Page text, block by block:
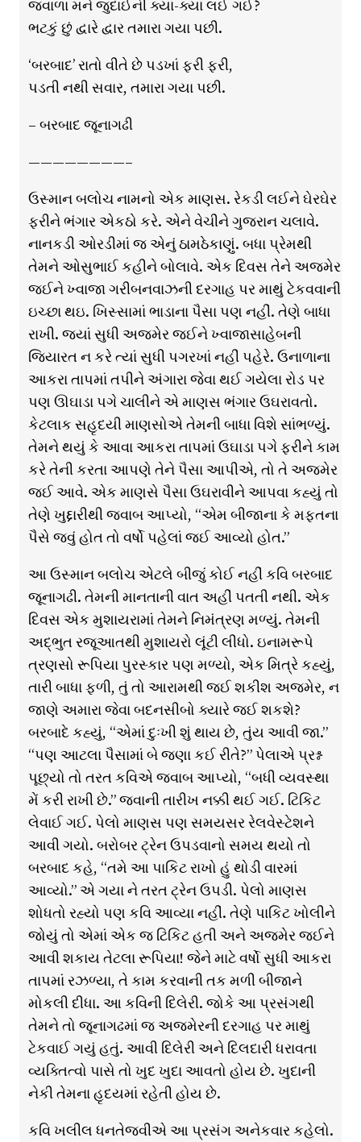
જ્વાળા મને જુદાઈની ક્યાં-ક્યાં લઈ ગઈ?
ભટકું છું દ્વારે દ્વાર તમારા ગયા પછી.
‘બરબાદ’ રાતો વીતે છે પડખાં ફરી ફરી,
પડતી નથી સવાર, તમારા ગયા પછી.
– બરબાદ જૂનાગઢી
————————–
ઉસ્માન બલોચ નામનો એક માણસ. રેકડી લઈને ઘેરઘેર
ફરીને ભંગાર એકઠો કરે. એને વેચીને ગુજરાન ચલાવે.
નાનકડી ઓરડીમાં જ એનું ઠામઠેકાણું. બધા પ્રેમથી
તેમને ઓસુભાઈ કહીને બોલાવે. એક દિવસ તેને અજમેર
જઈને ખ્વાજા ગરીબનવાઝની દરગાહ પર માથું ટેકવવાની
ઇચ્છા થઇ. ખિસ્સામાં ભાડાના પૈસા પણ નહીં. તેણે બાધા
રાખી. જ્યાં સુધી અજમેર જઈને ખ્વાજાસાહેબની
જિયારત ન કરે ત્યાં સુધી પગરખાં નહીં પહેરે. ઉનાળાના
આકરા તાપમાં તપીને અંગારા જેવા થઈ ગયેલા રોડ પર
પણ ઊઘાડા પગે ચાલીને એ માણસ ભંગાર ઉઘરાવતો.
કેટલાક સહૃદયી માણસોએ તેમની બાધા વિશે સાંભળ્યું.
તેમને થયું કે આવા આકરા તાપમાં ઉઘાડા પગે ફરીને કામ
કરે તેની કરતા આપણે તેને પૈસા આપીએ, તો તે અજમેર
જઈ આવે. એક માણસે પૈસા ઉઘરાવીને આપવા કહ્યું તો
તેણે ખુદ્દારીથી જવાબ આપ્યો, “એમ બીજાના કે મફતના
પૈસે જવું હોત તો વર્ષો પહેલાં જઈ આવ્યો હોત.”
આ ઉસ્માન બલોચ એટલે બીજું કોઈ નહીં કવિ બરબાદ
જૂનાગઢી. તેમની માનતાની વાત અહીં પતતી નથી. એક
દિવસ એક મુશાયરામાં તેમને નિમંત્રણ મળ્યું. તેમની
અદ્ભુત રજૂઆતથી મુશાયરો લૂંટી લીધો. ઇનામરૂપે
ત્રણસો રૂપિયા પુરસ્કાર પણ મળ્યો, એક મિત્રે કહ્યું,
તારી બાધા ફળી, તું તો આરામથી જઈ શકીશ અજમેર, ન
જાણે અમારા જેવા બદનસીબો ક્યારે જઈ શકશે?
બરબાદે કહ્યું, “એમાં દુઃખી શું થાય છે, તુંય આવી જા.”
“પણ આટલા પૈસામાં બે જણા કઈ રીતે?” પેલાએ પ્રશ્ન
પૂછ્યો તો તરત કવિએ જવાબ આપ્યો, “બધી વ્યવસ્થા
મેં કરી રાખી છે.” જવાની તારીખ નક્કી થઈ ગઈ. ટિકિટ
લેવાઈ ગઈ. પેલો માણસ પણ સમયસર રેલવેસ્ટેશને
આવી ગયો. બરોબર ટ્રેન ઉપડવાનો સમય થયો તો
બરબાદ કહે, “તમે આ પાકિટ રાખો હું થોડી વારમાં
આવ્યો.” એ ગયા ને તરત ટ્રેન ઉપડી. પેલો માણસ
શોધતો રહ્યો પણ કવિ આવ્યા નહીં. તેણે પાકિટ ખોલીને
જોયું તો એમાં એક જ ટિકિટ હતી અને અજમેર જઈને
આવી શકાય તેટલા રૂપિયા! જેને માટે વર્ષો સુધી આકરા
તાપમાં રઝળ્યા, તે કામ કરવાની તક મળી બીજાને
મોકલી દીધા. આ કવિની દિલેરી. જોકે આ પ્રસંગથી
તેમને તો જૂનાગઢમાં જ અજમેરની દરગાહ પર માથું
ટેકવાઈ ગયું હતું. આવી દિલેરી અને દિલદારી ધરાવતા
વ્યક્તિત્વો પાસે તો ખુદ ખુદા આવતો હોય છે. ખુદાની
નેકી તેમના હૃદયમાં રહેતી હોય છે.
કવિ ખલીલ ધનતેજવીએ આ પ્રસંગ અનેકવાર કહેલો.